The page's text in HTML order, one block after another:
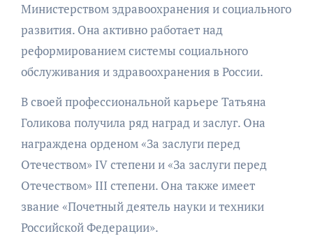
Министерством здравоохранения и социального
развития. Она активно работает над
реформированием системы социального
обслуживания и здравоохранения в России.
В своей профессиональной карьере Татьяна
Голикова получила ряд наград и заслуг. Она
награждена орденом «За заслуги перед
Отечеством» IV степени и «За заслуги перед
Отечеством» III степени. Она также имеет
звание «Почетный деятель науки и техники
Российской Федерации».